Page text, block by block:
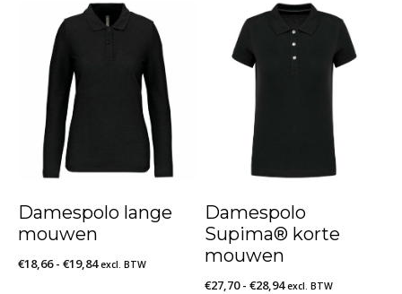
product
heeft
meerdere
variaties.
Deze
optie
gekozen
product
heeft
meerdere
variaties.
gekozen
worden
op
Damespolo lange
mouwen
€18,66 - €19,84Prijsklasse:
excl. BTW
Damespolo
Supima® korte
mouwen
€27,70 - €28,94Prijsklasse:
excl. BTW